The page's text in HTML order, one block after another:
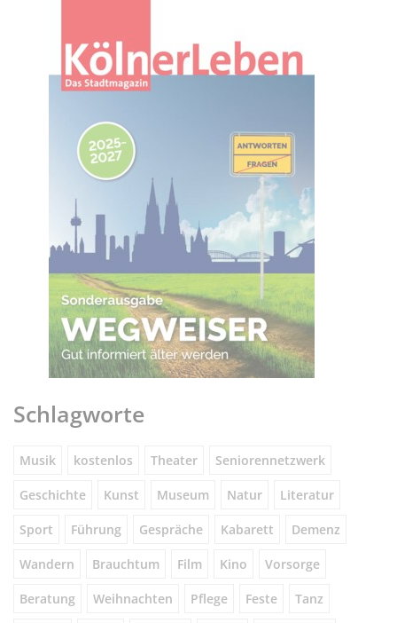
Schlagworte
Musik kostenlos Theater Seniorennetzwerk
Geschichte Kunst Museum Natur Literatur
Sport Führung Gespräche Kabarett Demenz
Wandern Brauchtum Film Kino Vorsorge
Beratung Weihnachten Pflege Feste Tanz